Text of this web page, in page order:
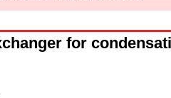
for